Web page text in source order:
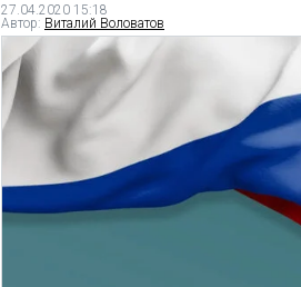
27.04.2020 15:18
Автор: Виталий Воловатов